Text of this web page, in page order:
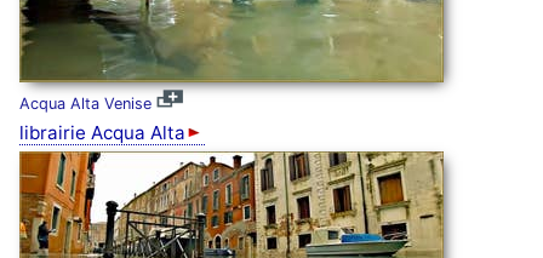
Acqua Alta Venise
librairie Acqua Alta